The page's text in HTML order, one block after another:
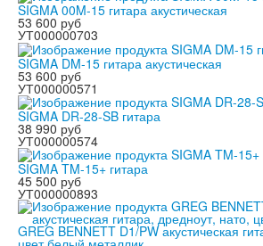
SIGMA 00M-15 гитара акустическая
53 600 руб
УТ000000703
SIGMA DM-15 гитара акустическая
53 600 руб
УТ000000571
SIGMA DR-28-SB гитара
38 990 руб
УТ000000574
SIGMA TM-15+ гитара
45 500 руб
УТ000000893
GREG BENNETT D1/PW акустическая